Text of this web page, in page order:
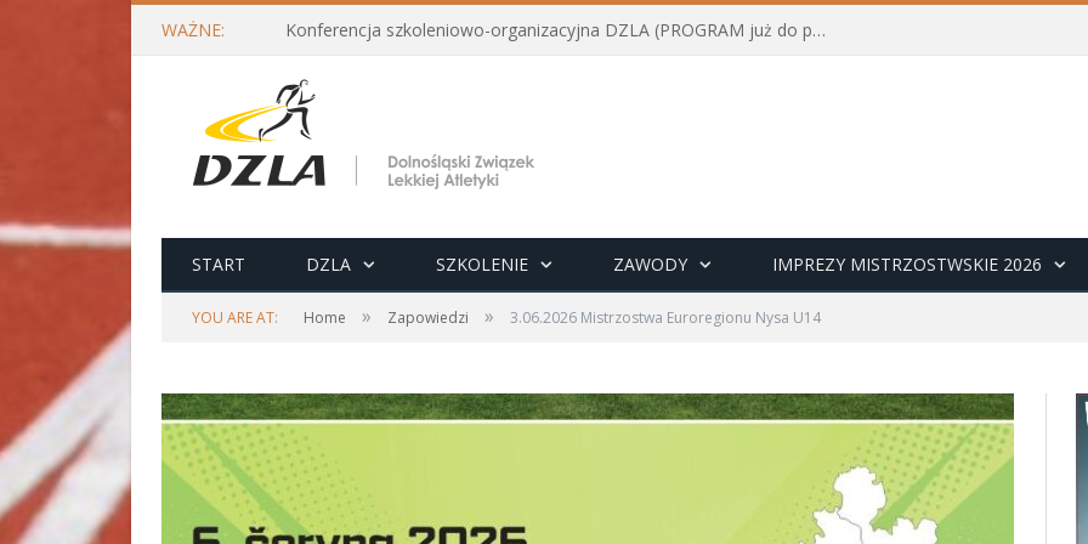
WAŻNE: Konferencja szkoleniowo-organizacyjna DZLA (PROGRAM już do pobrania)
START DZLA SZKOLENIE ZAWODY IMPREZY MISTRZOSTWSKIE 2026
YOU ARE AT: Home » Zapowiedzi » 3.06.2026 Mistrzostwa Euroregionu Nysa U14